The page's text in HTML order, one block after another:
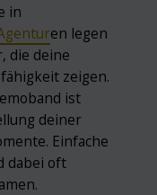
in
en legen
die deine
zeigen.
ist
deiner
Einfache
dabei oft